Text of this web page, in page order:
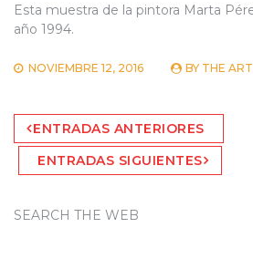
Esta muestra de la pintora Marta
año 1994.
NOVIEMBRE 12, 2016 BY THE
Navegación
de
entradas
ENTRADAS ANTERIORES
ENTRADAS SIGUIENTES
SEARCH THE WEB